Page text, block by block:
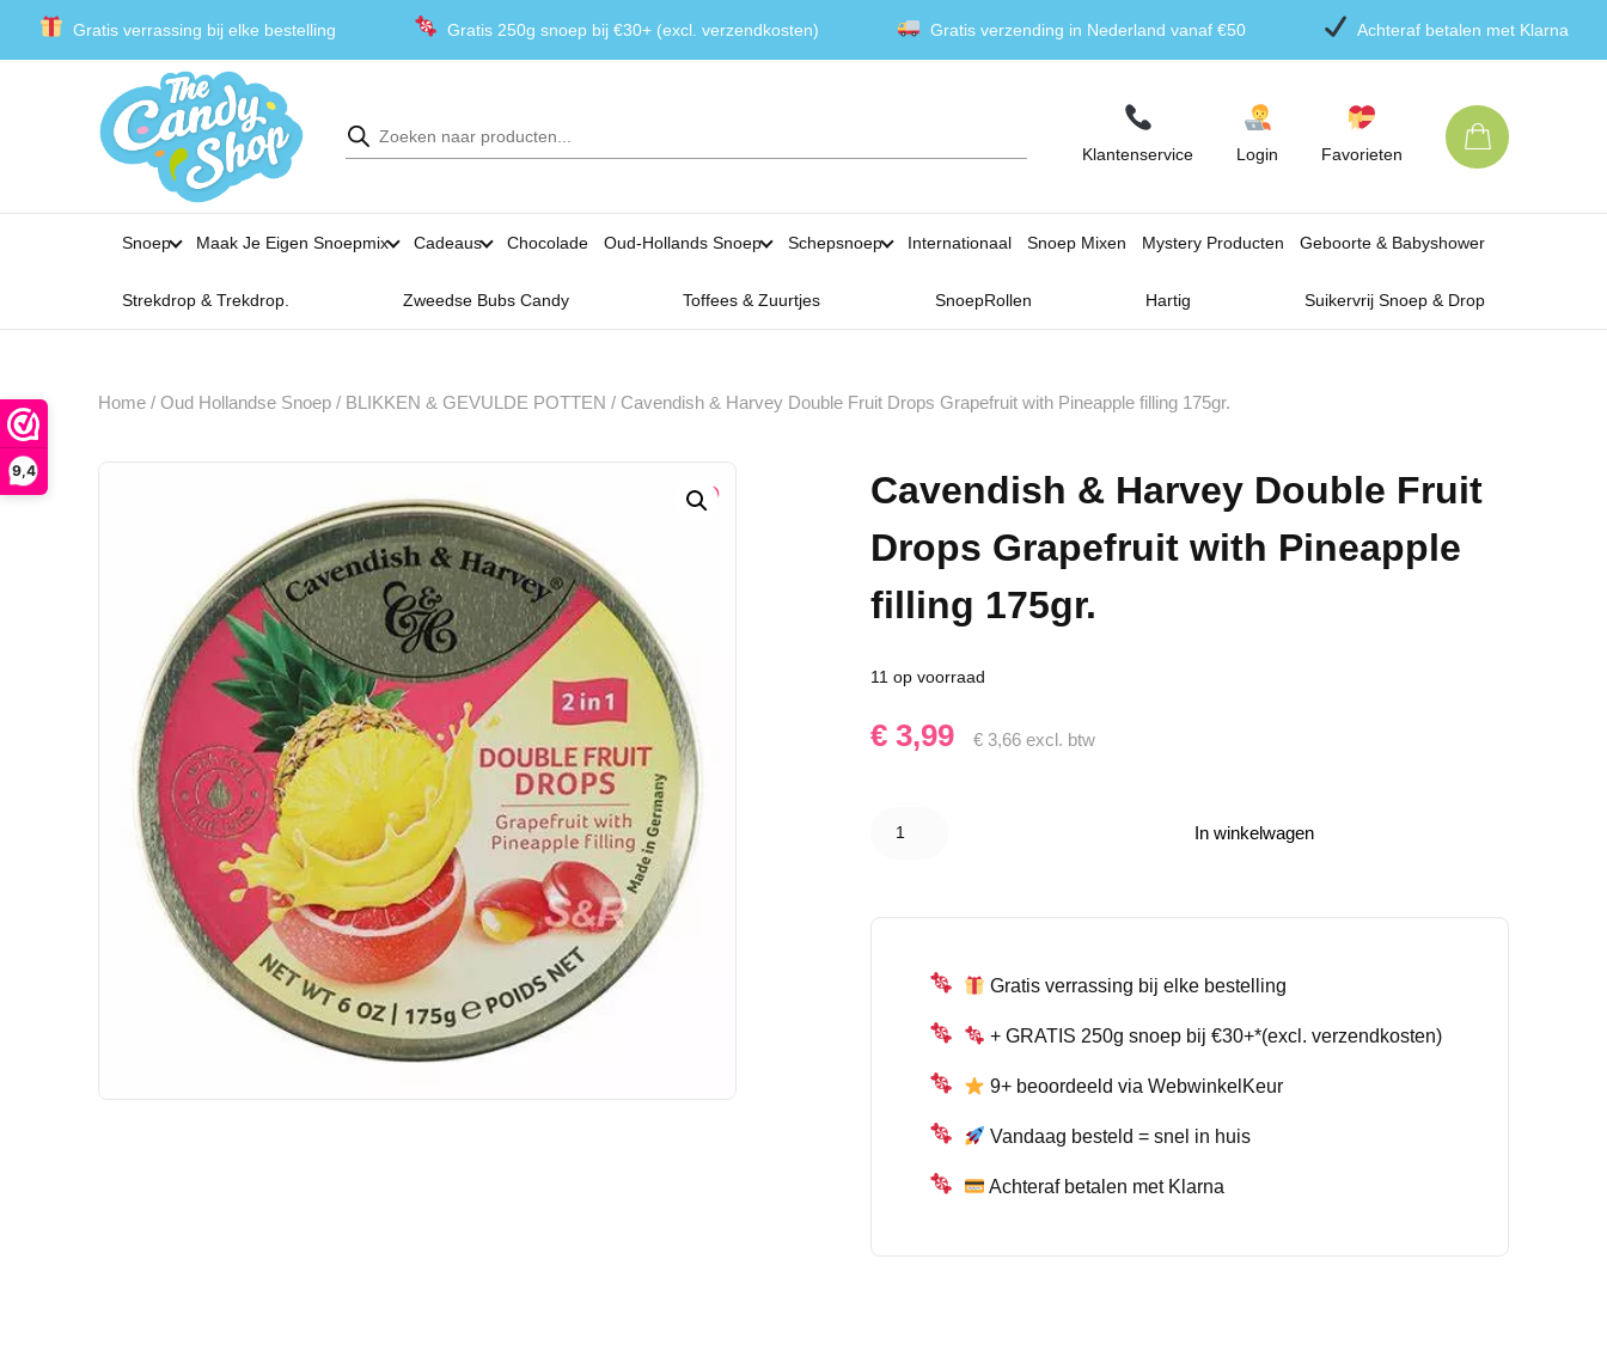
9,4
Gratis verrassing bij elke bestelling Gratis 250g snoep bij €30+ (excl. verzendkosten) Gratis verzending in Nederland vanaf €50 Achteraf betalen met Klarna
Producten
zoeken
Klantenservice Login Favorieten
Snoep Maak Je Eigen Snoepmix Cadeaus Chocolade Oud-Hollands Snoep Schepsnoep Internationaal Snoep Mixen Mystery Producten Geboorte & Babyshower
Strekdrop & Trekdrop. Zweedse Bubs Candy Toffees & Zuurtjes SnoepRollen Hartig Suikervrij Snoep & Drop
Home / Oud Hollandse Snoep / BLIKKEN & GEVULDE POTTEN / Cavendish & Harvey Double Fruit Drops Grapefruit with Pineapple filling 175gr.
Cavendish & Harvey Double Fruit
Drops Grapefruit with Pineapple
filling 175gr.
11 op voorraad
€ 3,99 € 3,66 excl. btw
& Harvey
with
In winkelwagen
Gratis verrassing bij elke bestelling
+ GRATIS 250g snoep bij €30+*(excl. verzendkosten)
9+ beoordeeld via WebwinkelKeur
Vandaag besteld = snel in huis
Achteraf betalen met Klarna